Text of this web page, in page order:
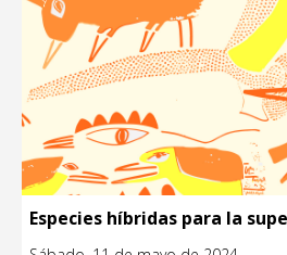
Especies híbridas para la